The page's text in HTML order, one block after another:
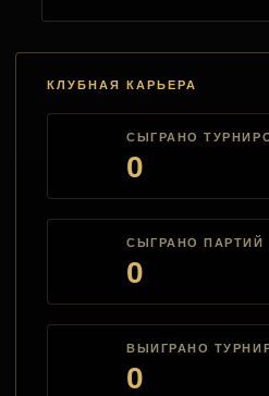
КЛУБНАЯ КАРЬЕРА
СЫГРАНО
0
СЫГРАНО ПАРТИЙ
0
ВЫИГРАНО
0